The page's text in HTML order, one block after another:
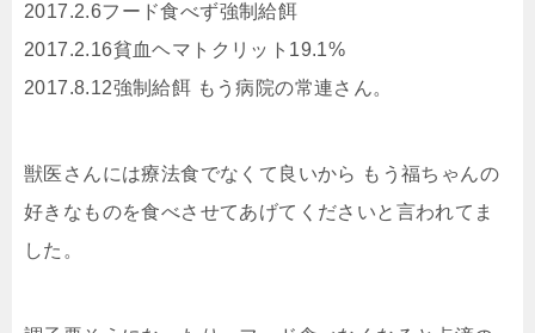
2017.2.6フード食べず強制給餌
2017.2.16貧血ヘマトクリット19.1%
2017.8.12強制給餌 もう病院の常連さん。
獣医さんには療法食でなくて良いから もう福ちゃんの
好きなものを食べさせてあげてくださいと言われてま
した。